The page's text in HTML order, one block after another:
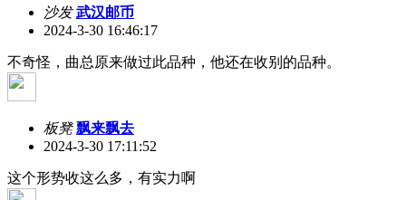
沙发 武汉邮币
2024-3-30 16:46:17
不奇怪，曲总原来做过此品种，他还在收别的品种。
板凳 飘来飘去
2024-3-30 17:11:52
这个形势收这么多，有实力啊